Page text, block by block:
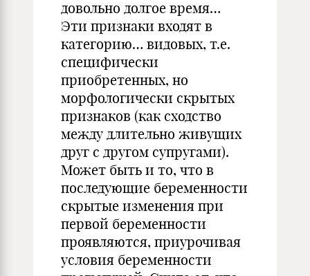
довольно долгое время…
Эти признаки входят в
категорию… видовых, т.е.
специфически
приобретенных, но
морфологически скрытых
признаков (как сходство
между длительно живущих
друг с другом супругами).
Может быть и то, что в
последующие беременности
скрытые изменения при
первой беременности
проявляются, приурочивая
условия беременности